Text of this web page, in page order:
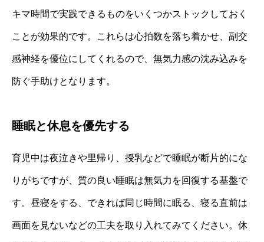
キマ時間で実践できるものをいくつかストックしておく
ことが効果的です。これらは心拍数を落ち着かせ、副交
感神経を優位にしてくれるので、無気力感の沈み込みを
防ぐ手助けとなります。
睡眠と休息を優先する
育児中は夜泣きや里帰り、授乳などで睡眠が断片的にな
りがちですが、質の良い睡眠は無気力を回復する基盤で
す。昼寝をする、できれば同じ時間に眠る、寝る直前は
画面を見ないなどの工夫を取り入れてみてください。休